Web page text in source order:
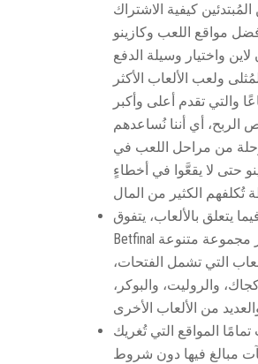
المُبتدئين كيفية الاشتراك
مواقع اللعب وكازينو
لاين واختيار وسيلة الدفع
ولعب الألعاب الأكثر
والتي تقدم أعلى وأكبر
الربح، أي أننا نُساعدهم
من مراحل اللعب في
حتى لا يقعَّوا في أخطاءٍ
يتعلق بالألعاب، يتفوق
Betfinal بتوفير مجموعة متنوعة
التي تشمل الفتحات،
والروليت، والبوكر،
المواقع التي تُغريك
مبالغ فيها دون شروط